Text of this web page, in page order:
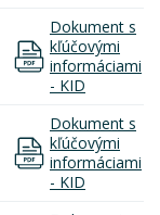
Dokument s
kľúčovými
informáciami
- KID
Dokument s
kľúčovými
informáciami
- KID